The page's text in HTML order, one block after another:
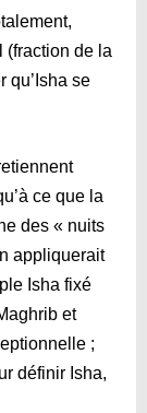
(fraction de la
qu’Isha se
ce que la
des « nuits
appliquerait
Isha fixé
et
;
définir Isha,